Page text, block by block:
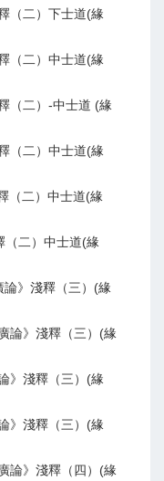
（二）下士道(緣
（二）中士道(緣
（二）-中士道 (緣
（二）中士道(緣
（二）中士道(緣
（二）中士道(緣
》淺釋（三）(緣
論》淺釋（三）(緣
》淺釋（三）(緣
》淺釋（三）(緣
論》淺釋（四）(緣